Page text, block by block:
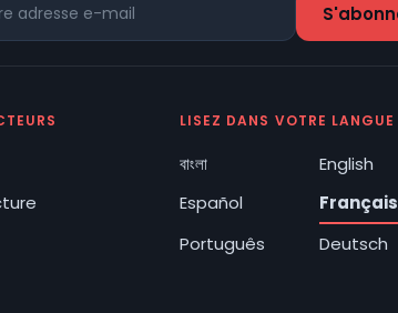
LISEZ DANS VOTRE LANGUE
বাংলা
English
Español
Français
Português
Deutsch